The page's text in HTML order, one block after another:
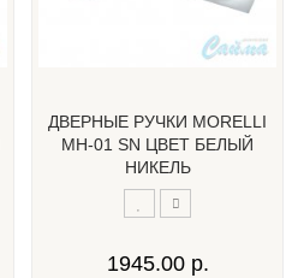
ДВЕРНЫЕ РУЧКИ MORELLI
MH-01 SN ЦВЕТ БЕЛЫЙ
НИКЕЛЬ
1945.00 р.